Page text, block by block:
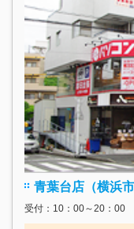
青葉台店（横浜市
受付：10：00～20：00